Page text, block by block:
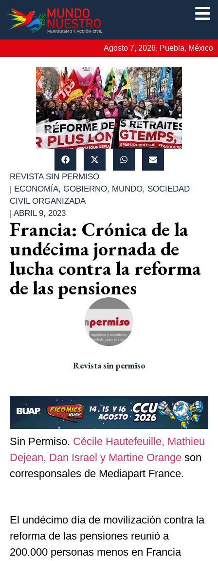
Agosto 7, 2026, Puebla, México
REVISTA SIN PERMISO
| ECONOMÍA, GOBIERNO, MUNDO, SOCIEDAD
CIVIL ORGANIZADA
| ABRIL 9, 2023
Francia: Crónica de la
undécima jornada de
lucha contra la reforma
de las pensiones
Revista sin permiso
Sin Permiso. Cécile Hautefeuille, Mathieu
Dejean, Dan Israel y Martine Orange son
corresponsales de Mediapart France.
El undécimo día de movilización contra la
reforma de las pensiones reunió a
200.000 personas menos en Francia